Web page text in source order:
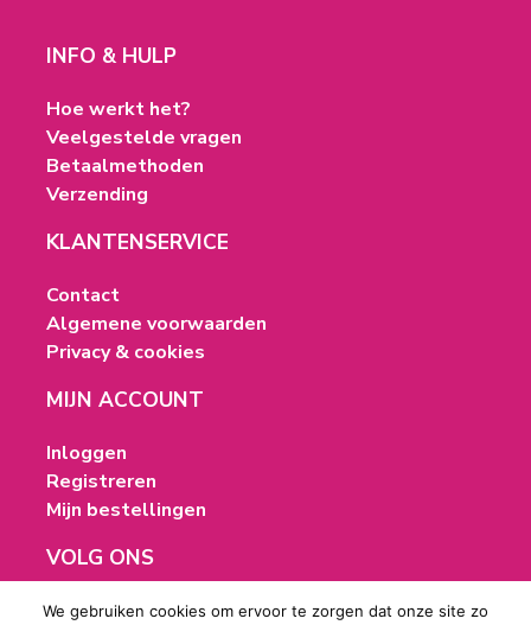
INFO & HULP
Hoe werkt het?
Veelgestelde vragen
Betaalmethoden
Verzending
KLANTENSERVICE
Contact
Algemene voorwaarden
Privacy & cookies
MIJN ACCOUNT
Inloggen
Registreren
Mijn bestellingen
VOLG ONS
We gebruiken cookies om ervoor te zorgen dat onze site zo